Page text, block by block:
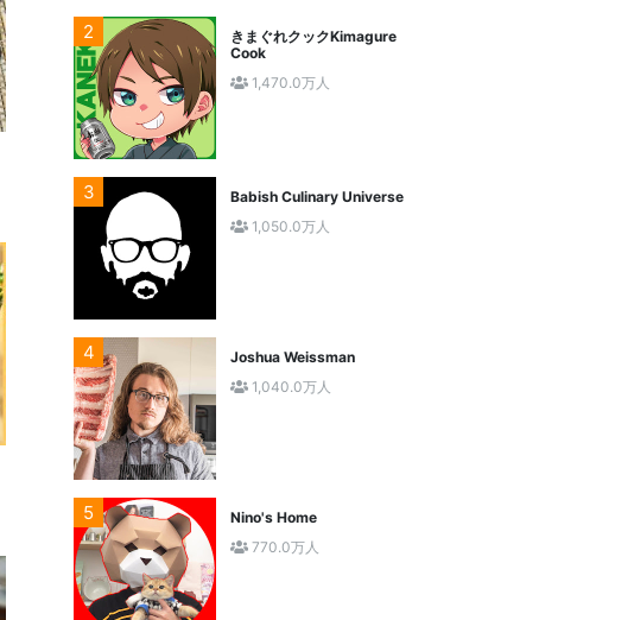
2
きまぐれクックKimagure
Cook
1,470.0万人
3
Babish Culinary Universe
1,050.0万人
4
Joshua Weissman
1,040.0万人
5
Nino's Home
770.0万人